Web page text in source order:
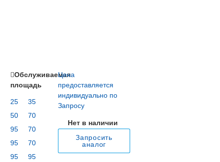
Цена
предоставляется
индивидуально по
Запросу
Нет в наличии
Запросить
аналог
Обслуживаемая
площадь
25
35
50
70
95
70
95
70
95
95